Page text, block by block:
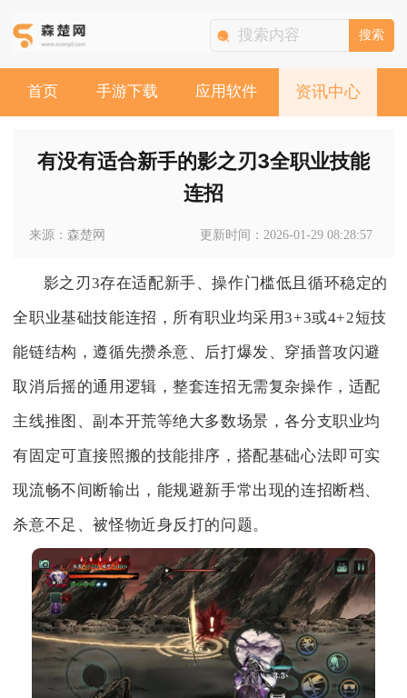
搜索
首页 手游下载 应用软件 资讯中心
有没有适合新手的影之刃3全职业技能
连招
来源：森楚网 更新时间：2026-01-29 08:28:57
影之刃3存在适配新手、操作门槛低且循环稳定的
全职业基础技能连招，所有职业均采用3+3或4+2短技
能链结构，遵循先攒杀意、后打爆发、穿插普攻闪避
取消后摇的通用逻辑，整套连招无需复杂操作，适配
主线推图、副本开荒等绝大多数场景，各分支职业均
有固定可直接照搬的技能排序，搭配基础心法即可实
现流畅不间断输出，能规避新手常出现的连招断档、
杀意不足、被怪物近身反打的问题。